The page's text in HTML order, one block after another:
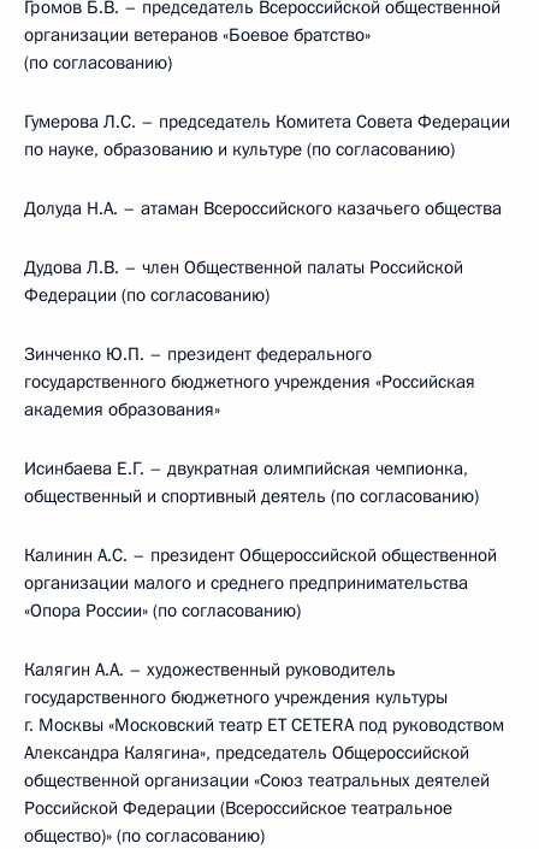
Громов Б.В. – председатель Всероссийской общественной
организации ветеранов «Боевое братство»
(по согласованию)
Гумерова Л.С. – председатель Комитета Совета Федерации
по науке, образованию и культуре (по согласованию)
Долуда Н.А. – атаман Всероссийского казачьего общества
Дудова Л.B. – член Общественной палаты Российской
Федерации (по согласованию)
Зинченко Ю.П. – президент федерального
государственного бюджетного учреждения «Российская
академия образования»
Исинбаева Е.Г. – двукратная олимпийская чемпионка,
общественный и спортивный деятель (по согласованию)
Калинин А.С. – президент Общероссийской общественной
организации малого и среднего предпринимательства
«Опора России» (по согласованию)
Калягин А.А. – художественный руководитель
государственного бюджетного учреждения культуры
г. Москвы «Московский театр ЕТ CETERA под руководством
Александра Калягина», председатель Общероссийской
общественной организации «Союз театральных деятелей
Российской Федерации (Всероссийское театральное
общество)» (по согласованию)